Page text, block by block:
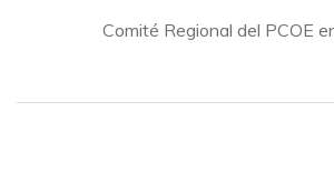
Comité Regional del PCOE